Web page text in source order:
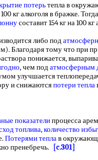
потерьтепла в
кг алкоголя в бражке. Тогда
составит 154 кг на 100
либо под
Благодаря тому что при
понижается,
, чем податмосферным
улучшается
и снижаютсяпотери тепла
показателипроцесса
топлива,количество
Потерями теплав
пренебречь.
[c.301]